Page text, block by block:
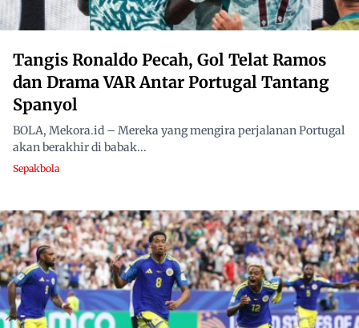
Tangis Ronaldo Pecah, Gol Telat Ramos
dan Drama VAR Antar Portugal Tantang
Spanyol
BOLA, Mekora.id – Mereka yang mengira perjalanan Portugal
akan berakhir di babak...
Sepakbola